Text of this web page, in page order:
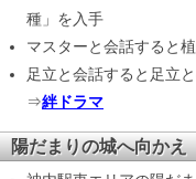
種」を入手
マスターと会話すると
足立と会話すると足立
⇒絆ドラマ
陽だまりの城へ向かえ